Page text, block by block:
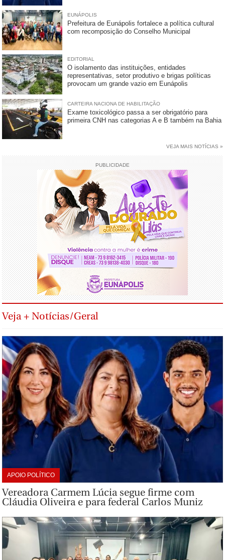
EUNÁPOLIS
Prefeitura de Eunápolis fortalece a política cultural
com recomposição do Conselho Municipal
EDITORIAL
O isolamento das instituições, entidades
representativas, setor produtivo e brigas políticas
provocam um grande vazio em Eunápolis
CARTEIRA NACIONA DE HABILITAÇÃO
Exame toxicológico passa a ser obrigatório para
primeira CNH nas categorias A e B também na Bahia
VEJA MAIS NOTÍCIAS »
PUBLICIDADE
Veja + Notícias/Geral
APOIO POLÍTICO
Vereadora Carmem Lúcia segue firme com
Cláudia Oliveira e para federal Carlos Muniz